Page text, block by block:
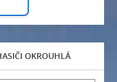
OKROUHLÁ